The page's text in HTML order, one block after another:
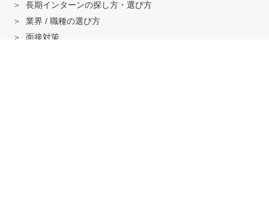
長期インターンの探し方・選び方
業界 / 職種の選び方
面接対策